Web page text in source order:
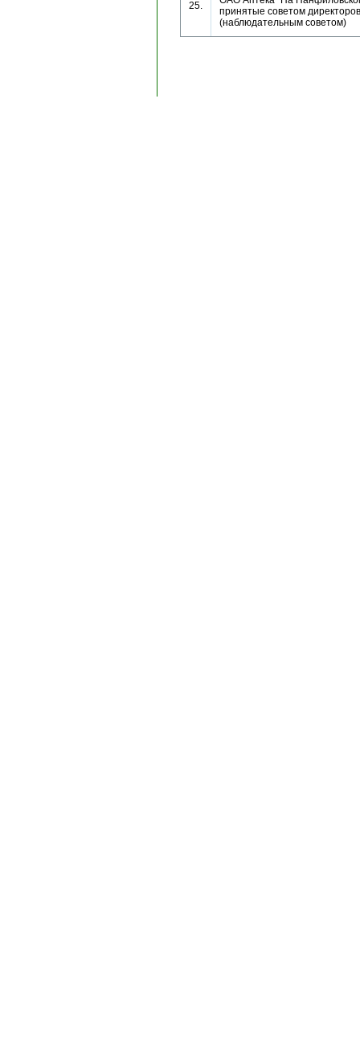
25.
принятые советом директоров
(наблюдательным советом)